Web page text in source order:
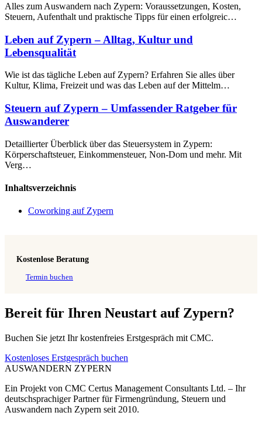
Alles zum Auswandern nach Zypern: Voraussetzungen, Kosten,
Steuern, Aufenthalt und praktische Tipps für einen erfolgreic…
Leben auf Zypern – Alltag, Kultur und
Lebensqualität
Wie ist das tägliche Leben auf Zypern? Erfahren Sie alles über
Kultur, Klima, Freizeit und was das Leben auf der Mittelm…
Steuern auf Zypern – Umfassender Ratgeber für
Auswanderer
Detaillierter Überblick über das Steuersystem in Zypern:
Körperschaftsteuer, Einkommensteuer, Non-Dom und mehr. Mit
Verg…
Inhaltsverzeichnis
Coworking auf Zypern
Kostenlose Beratung
Termin buchen
Bereit für Ihren Neustart auf Zypern?
Buchen Sie jetzt Ihr kostenfreies Erstgespräch mit CMC.
Kostenloses Erstgespräch buchen
AUSWANDERN ZYPERN
Ein Projekt von CMC Certus Management Consultants Ltd. – Ihr
deutschsprachiger Partner für Firmengründung, Steuern und
Auswandern nach Zypern seit 2010.